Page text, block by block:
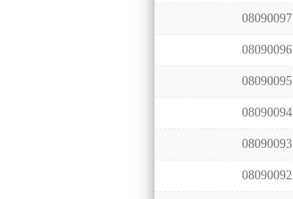
08090097
08090096
08090095
08090094
08090093
08090092